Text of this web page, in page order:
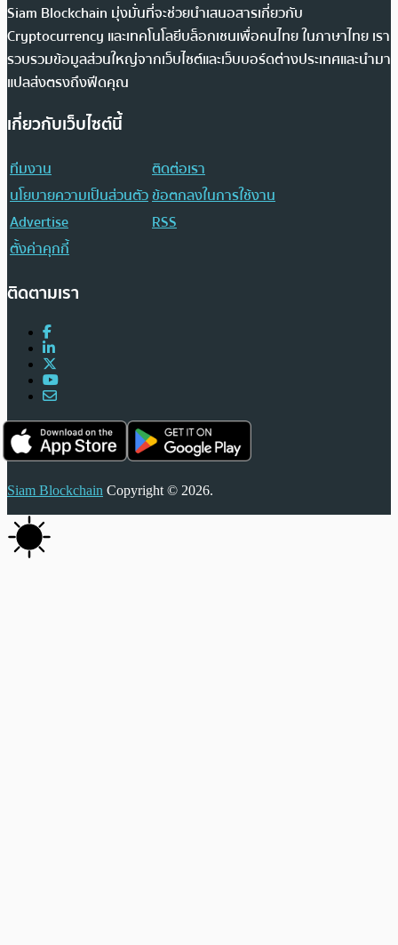
Siam Blockchain มุ่งมั่นที่จะช่วยนำเสนอสารเกี่ยวกับ
Cryptocurrency และเทคโนโลยีบล็อกเชนเพื่อคนไทย ในภาษาไทย เรา
รวบรวมข้อมูลส่วนใหญ่จากเว็บไซต์และเว็บบอร์ดต่างประเทศและนำมา
แปลส่งตรงถึงฟีดคุณ
เกี่ยวกับเว็บไซต์นี้
ทีมงาน
ติดต่อเรา
นโยบายความเป็นส่วนตัวข้อตกลงในการใช้งาน
Advertise
RSS
ตั้งค่าคุกกี้
ติดตามเรา
Siam Blockchain Copyright © 2026.